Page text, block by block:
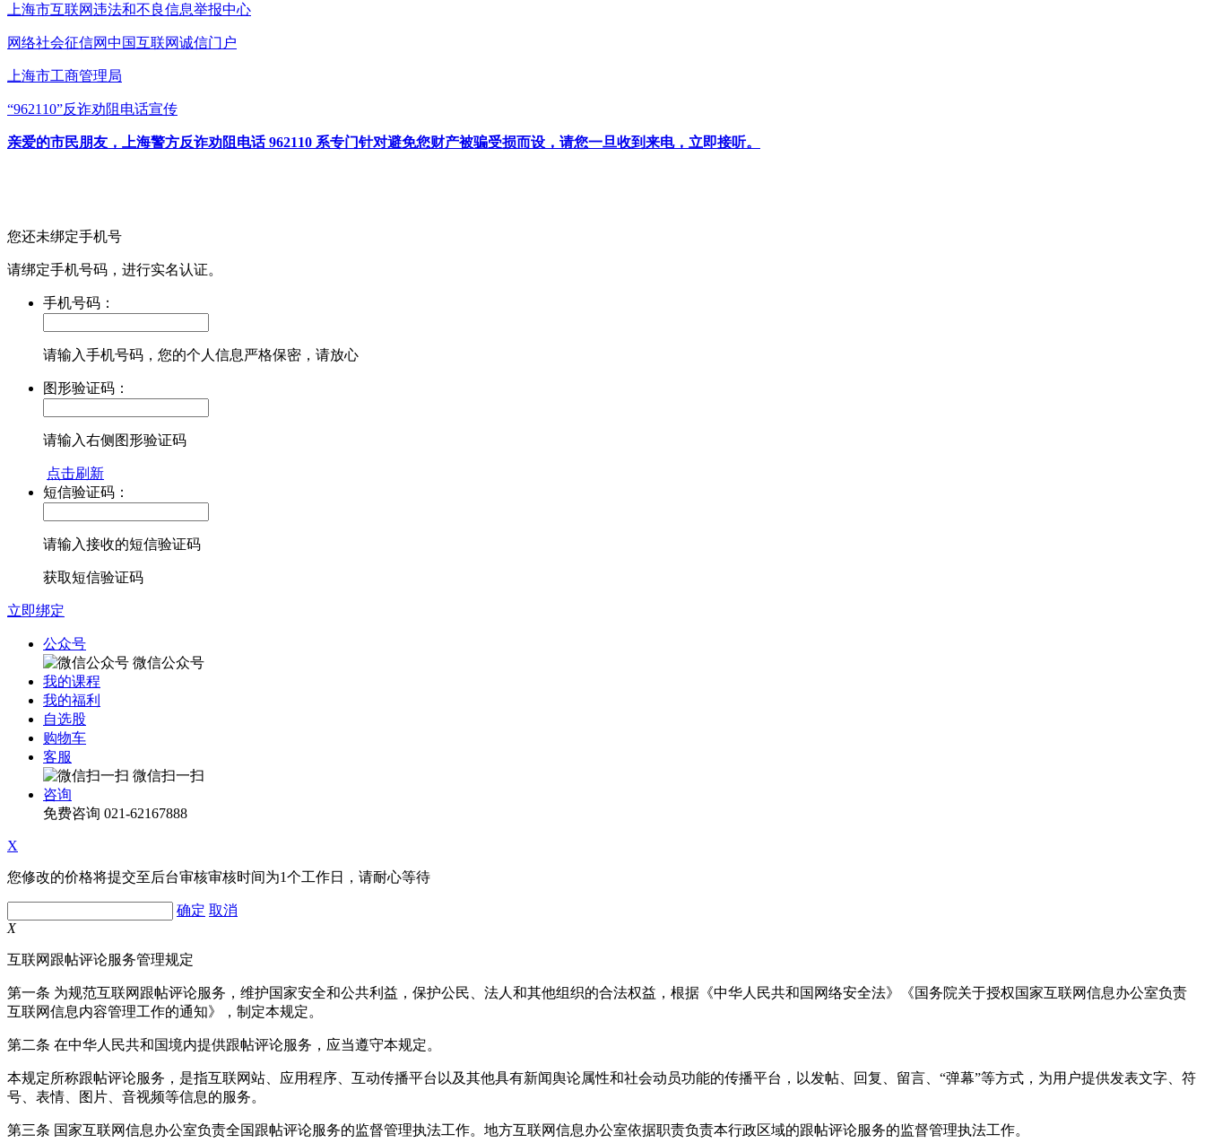
上海市互联网违法和不良信息举报中心
网络社会征信网中国互联网诚信门户
上海市工商管理局
“962110”反诈劝阻电话宣传
亲爱的市民朋友，上海警方反诈劝阻电话 962110 系专门针对避免您财产被骗受损而设，请您一旦收到来电，立即接听。
您还未绑定手机号
请绑定手机号码，进行实名认证。
手机号码：
请输入手机号码，您的个人信息严格保密，请放心
图形验证码：
请输入右侧图形验证码
点击刷新
短信验证码：
请输入接收的短信验证码
获取短信验证码
立即绑定
公众号
微信公众号
我的课程
我的福利
自选股
购物车
客服
微信扫一扫
咨询
免费咨询 021-62167888
X
您修改的价格将提交至后台审核审核时间为1个工作日，请耐心等待
确定 取消
X
互联网跟帖评论服务管理规定
第一条 为规范互联网跟帖评论服务，维护国家安全和公共利益，保护公民、法人和其他组织的合法权益，根据《中华人民共和国网络安全法》《国务院关于授权国家互联网信息办公室负责
互联网信息内容管理工作的通知》，制定本规定。
第二条 在中华人民共和国境内提供跟帖评论服务，应当遵守本规定。
本规定所称跟帖评论服务，是指互联网站、应用程序、互动传播平台以及其他具有新闻舆论属性和社会动员功能的传播平台，以发帖、回复、留言、“弹幕”等方式，为用户提供发表文字、符
号、表情、图片、音视频等信息的服务。
第三条 国家互联网信息办公室负责全国跟帖评论服务的监督管理执法工作。地方互联网信息办公室依据职责负责本行政区域的跟帖评论服务的监督管理执法工作。